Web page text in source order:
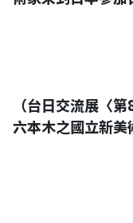
（台日交流展〈
六本木之國立新美